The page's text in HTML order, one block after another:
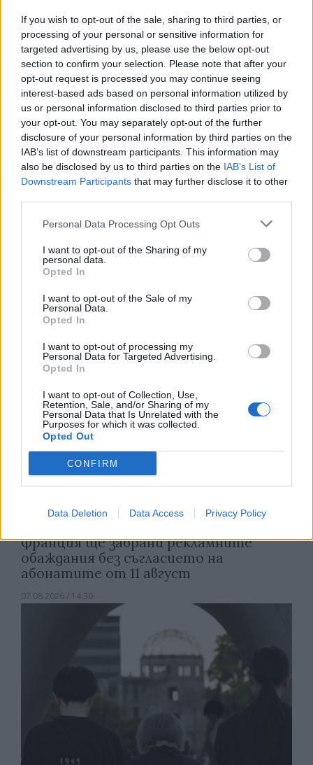
If you wish to opt-out of the sale, sharing to third parties, or
processing of your personal or sensitive information for
targeted advertising by us, please use the below opt-out
section to confirm your selection. Please note that after your
opt-out request is processed you may continue seeing
interest-based ads based on personal information utilized by
us or personal information disclosed to third parties prior to
your opt-out. You may separately opt-out of the further
disclosure of your personal information by third parties on the
IAB’s list of downstream participants. This information may
also be disclosed by us to third parties on the IAB’s List of
Downstream Participants that may further disclose it to other
Personal Data Processing Opt Outs
I want to opt-out of the Sharing of my
personal data.
Opted In
I want to opt-out of the Sale of my
Personal Data.
Opted In
I want to opt-out of processing my
Personal Data for Targeted Advertising.
Opted In
I want to opt-out of Collection, Use,
Retention, Sale, and/or Sharing of my
Personal Data that Is Unrelated with the
Purposes for which it was collected.
Opted Out
CONFIRM
Data Deletion Data Access Privacy Policy
Изкуствен интелект за първи път
създаде нови жизнеспособни вируси
07.08.2026 / 15:30
открития космос
07.08.2026 / 15:00
Франция ще забрани рекламните
обаждания без съгласието на
абонатите от 11 август
07.08.2026 / 14:30